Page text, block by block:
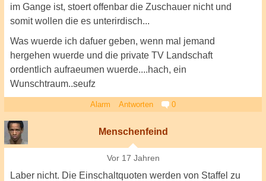
im Gange ist, stoert offenbar die Zuschauer nicht und
somit wollen die es unterirdisch...
Was wuerde ich dafuer geben, wenn mal jemand
hergehen wuerde und die private TV Landschaft
ordentlich aufraeumen wuerde....hach, ein
Wunschtraum..seufz
Alarm Antworten 0
Menschenfeind
Vor 17 Jahren
Laber nicht. Die Einschaltquoten werden von Staffel zu